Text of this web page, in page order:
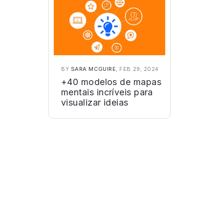
BY SARA MCGUIRE, FEB 29, 2024
+40 modelos de mapas
mentais incríveis para
visualizar ideias